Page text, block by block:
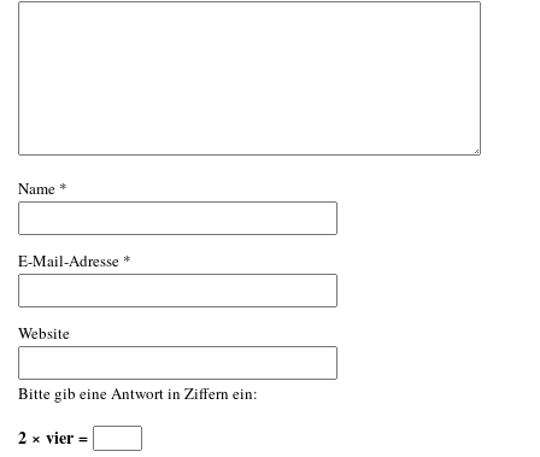
Name *
E-Mail-Adresse *
Website
Bitte gib eine Antwort in Ziffern ein:
2 × vier =